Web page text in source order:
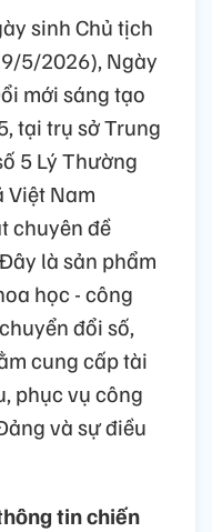
sinh Chủ tịch
5/2026), Ngày
mới sáng tạo
tại trụ sở Trung
5 Lý Thường
Việt Nam
chuyên đề
là sản phẩm
học - công
đổi số,
cung cấp tài
phục vụ công
và sự điều
tin chiến